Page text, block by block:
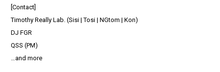
[Contact]
Timothy Really Lab. (Sisi | Tosi | NGtom | Kon)
DJ FGR
QSS (PM)
…and more